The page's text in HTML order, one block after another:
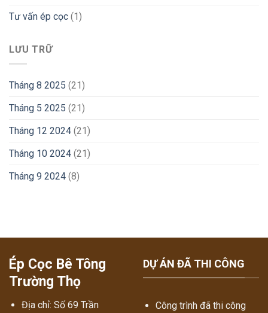
Tư vấn ép cọc (1)
LƯU TRỮ
Tháng 8 2025 (21)
Tháng 5 2025 (21)
Tháng 12 2024 (21)
Tháng 10 2024 (21)
Tháng 9 2024 (8)
Ép Cọc Bê Tông
Trường Thọ
Địa chỉ: Số 69 Trần
DỰ ÁN ĐÃ THI CÔNG
Công trình đã thi công